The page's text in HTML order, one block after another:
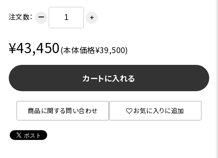
注文数： ー ＋
¥43,450(本体価格¥39,500)
カートに入れる
商品に関する問い合わせ お気に入りに追加